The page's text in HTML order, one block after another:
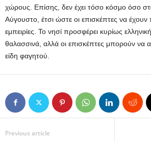
χώρους. Επίσης, δεν έχει τόσο κόσμο όσο
Αύγουστο, έτσι ώστε οι επισκέπτες να έχουν
εμπειρίες. Το νησί προσφέρει κυρίως
θαλασσινά, αλλά οι επισκέπτες μπορούν να
είδη φαγητού.
Previous article